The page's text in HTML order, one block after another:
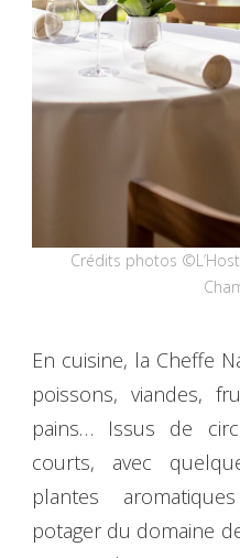
Crédits photos
En cuisine, la Cheffe
poissons, viandes,
pains… Issus de
courts, avec
plantes
potager du domaine